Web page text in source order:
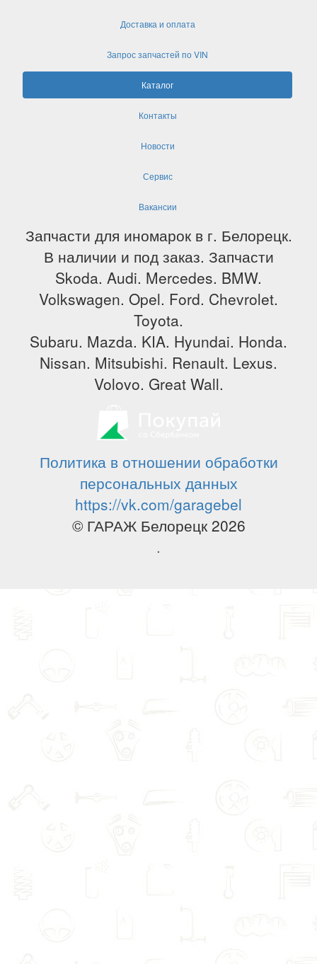
Доставка и оплата
Запрос запчастей по VIN
Каталог
Контакты
Новости
Сервис
Вакансии
Запчасти для иномарок в г. Белорецк.
В наличии и под заказ. Запчасти
Skoda. Audi. Mercedes. BMW.
Volkswagen. Opel. Ford. Chevrolet.
Toyota.
Subaru. Mazda. KIA. Hyundai. Honda.
Nissan. Mitsubishi. Renault. Lexus.
Volovo. Great Wall.
Политика в отношении обработки
персональных данных
https://vk.com/garagebel
© ГАРАЖ Белорецк 2026
.